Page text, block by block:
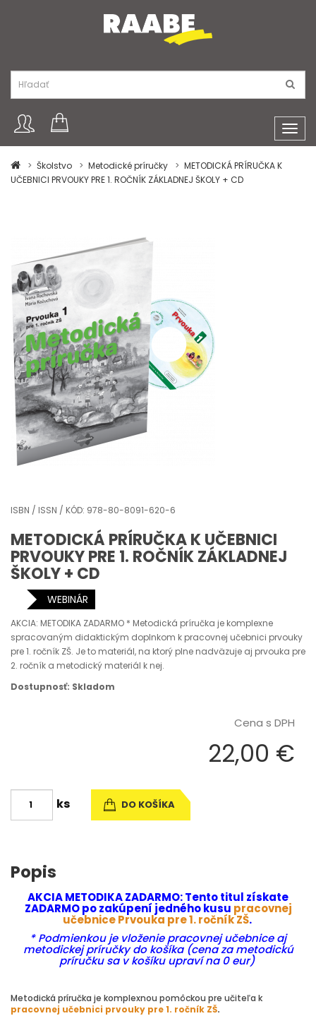
Školstvo
Metodické príručky
METODICKÁ PRÍRUČKA K
UČEBNICI PRVOUKY PRE 1. ROČNÍK ZÁKLADNEJ ŠKOLY + CD
ISBN / ISSN / KÓD: 978-80-8091-620-6
METODICKÁ PRÍRUČKA K UČEBNICI
PRVOUKY PRE 1. ROČNÍK ZÁKLADNEJ
ŠKOLY + CD
WEBINÁR
AKCIA: METODIKA ZADARMO * Metodická príručka je komplexne
spracovaným didaktickým doplnkom k pracovnej učebnici prvouky
pre 1. ročník ZŠ. Je to materiál, na ktorý plne nadväzuje aj prvouka pre
2. ročník a metodický materiál k nej.
Dostupnosť: Skladom
Cena s DPH
22,00 €
ks DO KOŠÍKA
Popis
AKCIA METODIKA ZADARMO: Tento titul získate
ZADARMO po zakúpení jedného kusu pracovnej
učebnice Prvouka pre 1. ročník ZŠ.
* Podmienkou je vloženie pracovnej učebnice aj
metodickej príručky do košíka (cena za metodickú
príručku sa v košíku upraví na 0 eur)
Metodická príručka je komplexnou pomôckou pre učiteľa k
pracovnej učebnici prvouky pre 1. ročník ZŠ.